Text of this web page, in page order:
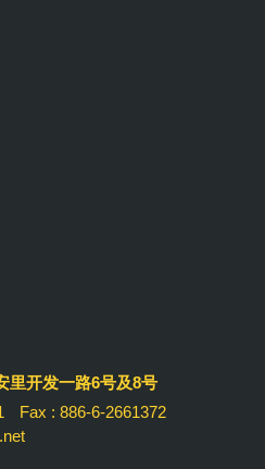
里开发一路6号及8号
Fax : 886-6-2661372